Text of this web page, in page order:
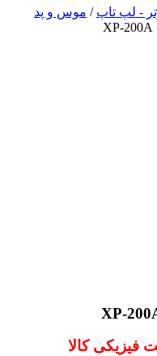
- لپ تاپ / موس و پد
فیزیکی کالا